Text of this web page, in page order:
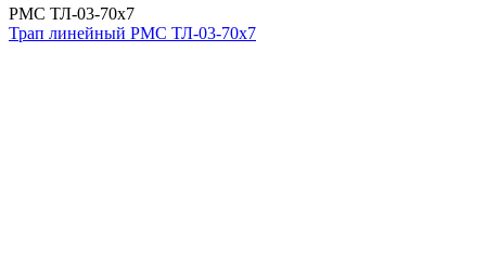
РМС ТЛ-03-70х7
Трап линейный РМС ТЛ-03-70х7